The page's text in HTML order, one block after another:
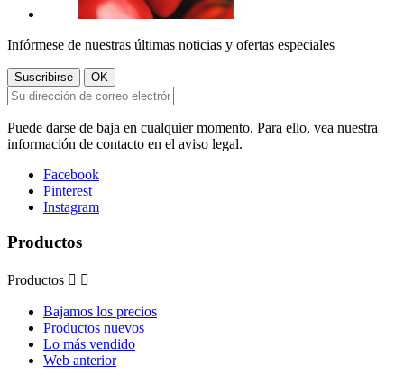
Infórmese de nuestras últimas noticias y ofertas especiales
Puede darse de baja en cualquier momento. Para ello, vea nuestra
información de contacto en el aviso legal.
Facebook
Pinterest
Instagram
Productos
Productos  
Bajamos los precios
Productos nuevos
Lo más vendido
Web anterior